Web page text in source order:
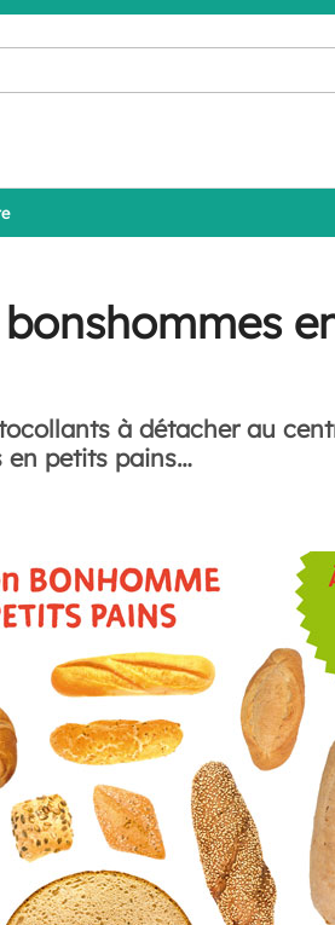
à détacher au
en petits pains…